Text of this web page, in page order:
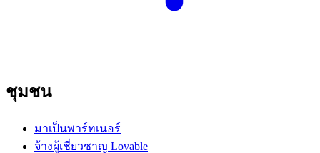
ชุมชน
มาเป็นพาร์ทเนอร์
จ้างผู้เชี่ยวชาญ Lovable